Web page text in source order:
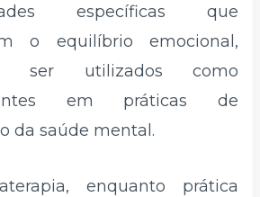
específicas que
o equilíbrio emocional,
ser utilizados como
em práticas de
da saúde mental.
enquanto prática